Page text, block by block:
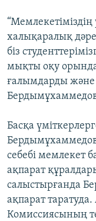
халықаралық
біз
мықты оқу
ғалымдарды
Басқа
себебі мемлекет
ақпарат
салыстырғанда
ақпарат
Комиссиясының